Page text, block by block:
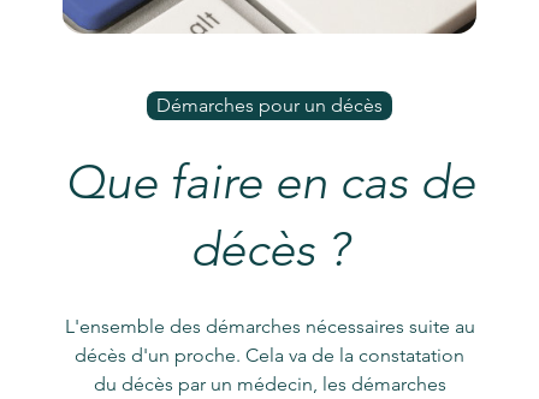
Démarches pour un décès
Que faire en cas de
décès ?
L'ensemble des démarches nécessaires suite au
décès d'un proche. Cela va de la constatation
du décès par un médecin, les démarches